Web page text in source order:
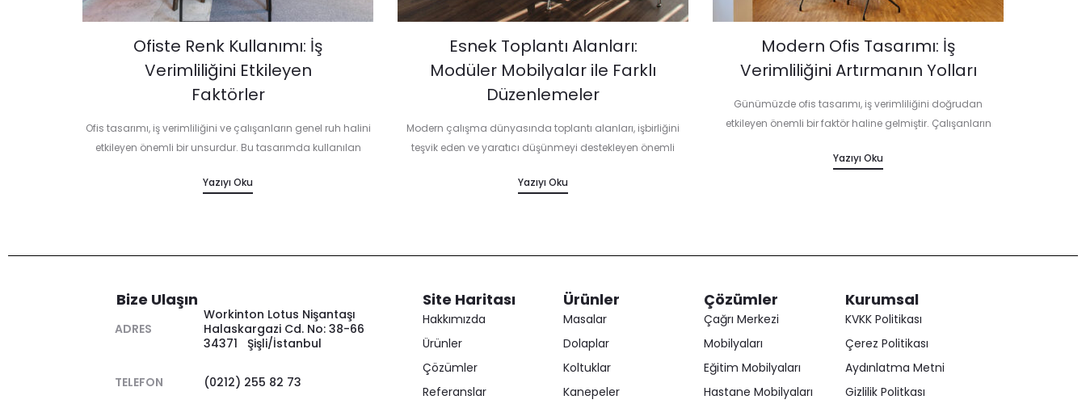
Ofiste Renk Kullanımı: İş
Verimliliğini Etkileyen
Faktörler
Ofis tasarımı, iş verimliliğini ve çalışanların genel ruh halini
etkileyen önemli bir unsurdur. Bu tasarımda kullanılan
konsantrasyonunu doğrudan etkileyebilir. Peki, ofiste doğru
Yazıyı Oku
Esnek Toplantı Alanları:
Modüler Mobilyalar ile Farklı
Düzenlemeler
Modern çalışma dünyasında toplantı alanları, işbirliğini
teşvik eden ve yaratıcı düşünmeyi destekleyen önemli
farklı ihtiyaçlara ve etkinliklere göre kolayca yeniden
Yazıyı Oku
Modern Ofis Tasarımı: İş
Verimliliğini Artırmanın Yolları
Günümüzde ofis tasarımı, iş verimliliğini doğrudan
etkileyen önemli bir faktör haline gelmiştir. Çalışanların
ve genel olarak iş performansını iyileştirmek için modern
Yazıyı Oku
Bize Ulaşın
ADRES
Workinton Lotus Nişantaşı
Halaskargazi Cd. No: 38-66
34371 Şişli/İstanbul
TELEFON (0212) 255 82 73
Site Haritası
Hakkımızda
Ürünler
Çözümler
Referanslar
Ürünler
Masalar
Dolaplar
Koltuklar
Kanepeler
Çözümler
Çağrı Merkezi
Mobilyaları
Eğitim Mobilyaları
Hastane Mobilyaları
Kurumsal
KVKK Politikası
Çerez Politikası
Aydınlatma Metni
Gizlilik Politkası